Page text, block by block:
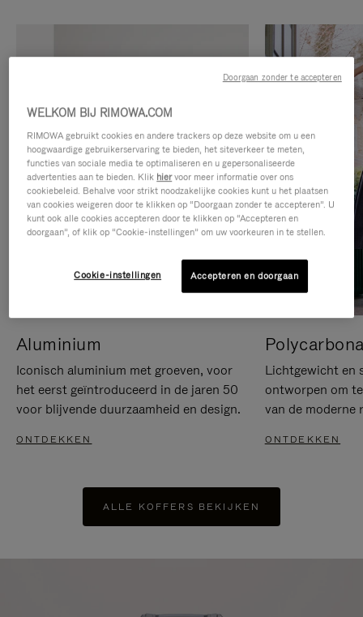
Aluminium
Iconisch aluminium met groeven, voor
het eerst geïntroduceerd in de jaren 50
voor blijvende duurzaamheid en design.
ONTDEKKEN
Lichtgewicht en
ontworpen om
van de moderne
ONTDEKKEN
ALLE KOFFERS BEKIJKEN
WELKOM BIJ RIMOWA.COM
RIMOWA gebruikt cookies en andere trackers op deze website om u een
hoogwaardige gebruikerservaring te bieden, het siteverkeer te meten,
functies van sociale media te optimaliseren en u gepersonaliseerde
advertenties aan te bieden. Klik hiervoor meer informatie over ons
cookiebeleid. Behalve voor strikt noodzakelijke cookies kunt u het plaatsen
van cookies weigeren door te klikken op “Doorgaan zonder te accepteren”. U
kunt ook alle cookies accepteren door te klikken op “Accepteren en
doorgaan”, of klik op “Cookie-instellingen” om uw voorkeuren in te stellen.
Cookie-instellingen Accepteren en doorgaan
Doorgaan zonder te accepteren